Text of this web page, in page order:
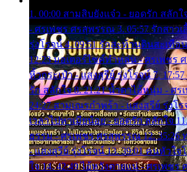
1. 00:00 สามสิบยังแจ๋ว - ยอดรัก สลักใ
- ศรเพชร ศรสุพรรณ 3. 05:57 รักสาว
รุ่งโรจน์ 4. 09:51 รักสะท้านดินสะเทือ
12:23 มอเตอร์ไซค์ทำหล่น - ศรเพชร
หิ้วกระเป๋า - แสงสุรีย์ รุ่งโรจน์ 7.
รัก สลักใจ 8. 21:21 น้ำตาไอ้หนุ่ม - ศ
24:27 สามเณรกำพร้า - แสงสุรีย์ รุ่งโร
เวลาไปหาเมียน้อย - ยอดรัก สลักใจ
ธรรม - ศรเพชร ศรสุพรรณ 12. 35:26
- แสงสุรีย์ รุ่งโรจน์ 13. 39:01 คนหัวใ
ใจ 14. 42:49 ไอ้หวังตายแน่ - ศรเพชร